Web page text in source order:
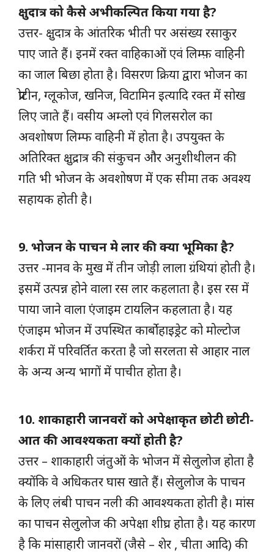
क्षुदात्र को कैसे अभीकल्पित किया गया है?
उत्तर- क्षुदात्र के आंतरिक भीती पर असंख्य रसाकुर
पाए जाते हैं। इनमें रक्त वाहिकाओं एवं लिम्फ़ वाहिनी
का जाल बिछा होता है। विसरण क्रिया द्वारा भोजन का
प्रोटीन, ग्लूकोज, खनिज, विटामिन इत्यादि रक्त में सोख
लिए जाते हैं। वसीय अम्लो एवं गिलसरोल का
अवशोषण लिम्फ वाहिनी में होता है। उपयुक्त के
अतिरिक्त क्षुद्रात्र की संकुचन और अनुशीथीलन की
गति भी भोजन के अवशोषण में एक सीमा तक अवश्य
सहायक होती है।
9. भोजन के पाचन मे लार की क्या भूमिका है?
उत्तर -मानव के मुख में तीन जोड़ी लाला ग्रंथियां होती है।
इसमें उत्पन्न होने वाला रस लार कहलाता है। इस रस में
पाया जाने वाला एंजाइम टायलिन कहलाता है। यह
एंजाइम भोजन में उपस्थित कार्बोहाइड्रेट को मोल्टोज
शर्करा में परिवर्तित करता है जो सरलता से आहार नाल
के अन्य अन्य भागों में पाचीत होता है।
10. शाकाहारी जानवरों को अपेक्षाकृत छोटी छोटी-
आत की आवश्यकता क्यों होती है?
उत्तर – शाकाहारी जंतुओं के भोजन में सेलुलोज होता है
क्योंकि वे अधिकतर घास खाते हैं। सेलुलोज के पाचन
के लिए लंबी पाचन नली की आवश्यकता होती है। मांस
का पाचन सेलुलोज की अपेक्षा शीघ्र होता है। यह कारण
है कि मांसाहारी जानवरों (जैसे – शेर , चीता आदि) की